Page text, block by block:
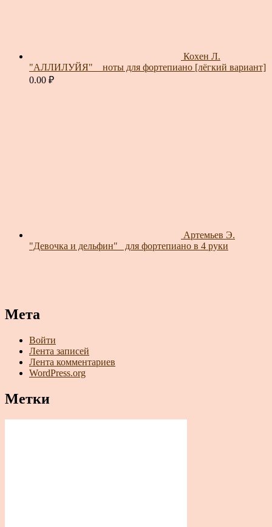
Кохен Л.
"АЛЛИЛУЙЯ" _ ноты для фортепиано [лёгкий вариант]
0.00 ₽
Артемьев Э.
"Девочка и дельфин"_ для фортепиано в 4 руки
Мета
Войти
Лента записей
Лента комментариев
WordPress.org
Метки